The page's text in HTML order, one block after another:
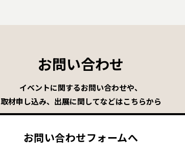
お問い合わせ
イベントに関するお問い合わせや、
取材申し込み、出展に関してなどはこちらから
お問い合わせフォームへ